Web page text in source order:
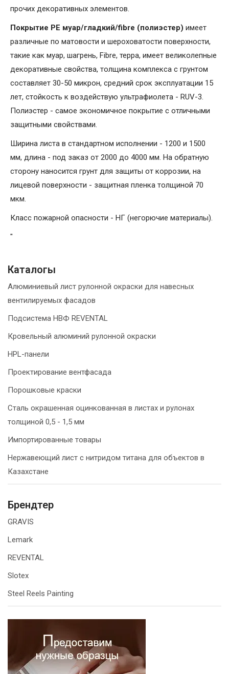
прочих декоративных элементов.
Покрытие PE муар/гладкий/fibre (полиэстер) имеет
различные по матовости и шероховатости поверхности,
такие как муар, шагрень, Fibrе, терра, имеет великолепные
декоративные свойства, толщина комплекса с грунтом
составляет 30-50 микрон, средний срок эксплуатации 15
лет, стойкость к воздействую ультрафиолета - RUV-3.
Полиэстер - самое экономичное покрытие с отличными
защитными свойствами.
Ширина листа в стандартном исполнении - 1200 и 1500
мм, длина - под заказ от 2000 до 4000 мм. На обратную
сторону наносится грунт для защиты от коррозии, на
лицевой поверхности - защитная пленка толщиной 70
мкм.
Класс пожарной опасности - НГ (негорючие материалы).
"
Каталогы
Алюминиевый лист рулонной окраски для навесных
вентилируемых фасадов
Подсистема НВФ REVENTAL
Кровельный алюминий рулонной окраски
HPL-панели
Проектирование вентфасада
Порошковые краски
Сталь окрашенная оцинкованная в листах и рулонах
толщиной 0,5 - 1,5 мм
Импортированные товары
Нержавеющий лист с нитридом титана для объектов в
Казахстане
Брендтер
GRAVIS
Lemark
REVENTAL
Slotex
Steel Reels Painting